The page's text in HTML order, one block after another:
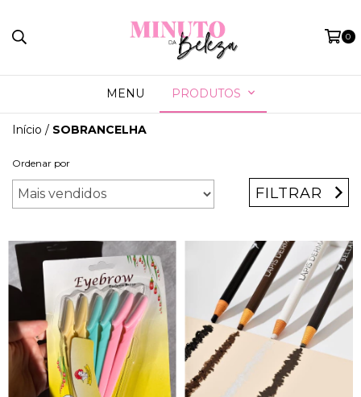
0
MENU PRODUTOS
Início / SOBRANCELHA
Ordenar por
FILTRAR